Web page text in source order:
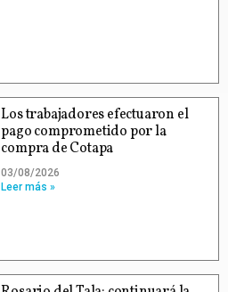
Los trabajadores efectuaron el
pago comprometido por la
compra de Cotapa
03/08/2026
Leer más »